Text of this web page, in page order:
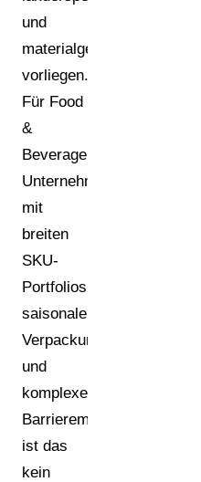
und
materialgenau
vorliegen.
Für Food
&
Beverage
Unternehmen
mit
breiten
SKU-
Portfolios,
saisonalen
Verpackungen
und
komplexen
Barrierematerialien
ist das
kein